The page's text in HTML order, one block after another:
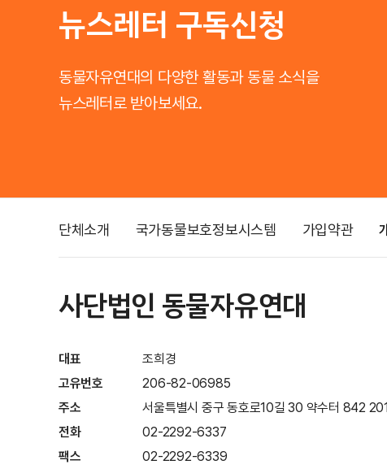
뉴스레터 구독신청
동물자유연대의 다양한 활동과 동물 소식을
뉴스레터로 받아보세요.
단체소개 국가동물보호정보시스템 가입약관
사단법인 동물자유연대
대표
조희경
고유번호
206-82-06985
주소
서울특별시 중구 동호로10길 30 약수터 842
전화
02-2292-6337
팩스
02-2292-6339